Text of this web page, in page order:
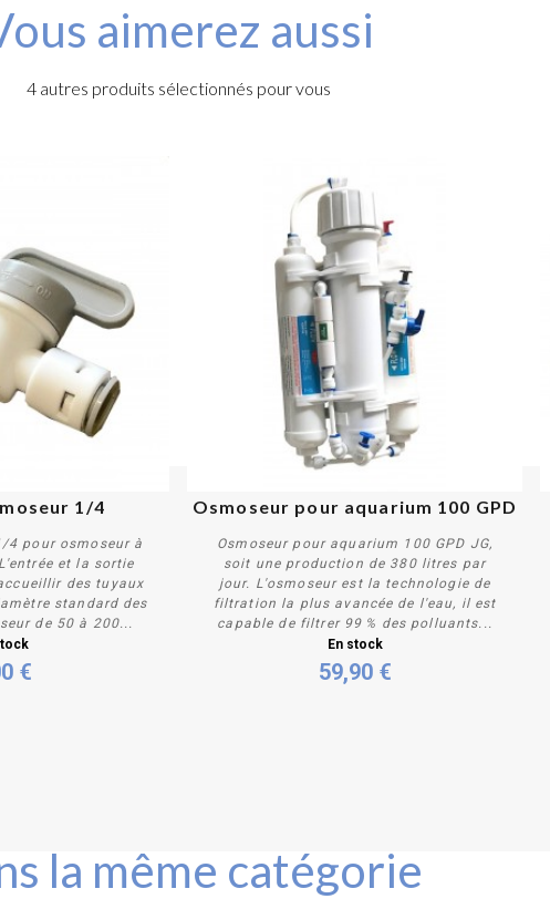
aimerez aussi
4 autres produits sélectionnés pour vous
1/4
4 pour osmoseur à
et la sortie
des tuyaux
standard des
de 50 à 200...
€
Acheter
Osmoseur pour aquarium 100 GPD
Osmoseur pour aquarium 100 GPD JG,
soit une production de 380 litres par
jour. L'osmoseur est la technologie de
filtration la plus avancée de l'eau, il est
capable de filtrer 99 % des polluants...
En stock
59,90 €
la même catégorie